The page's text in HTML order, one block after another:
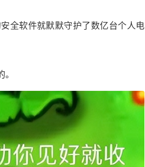
全软件就默默守护了数亿台个人电